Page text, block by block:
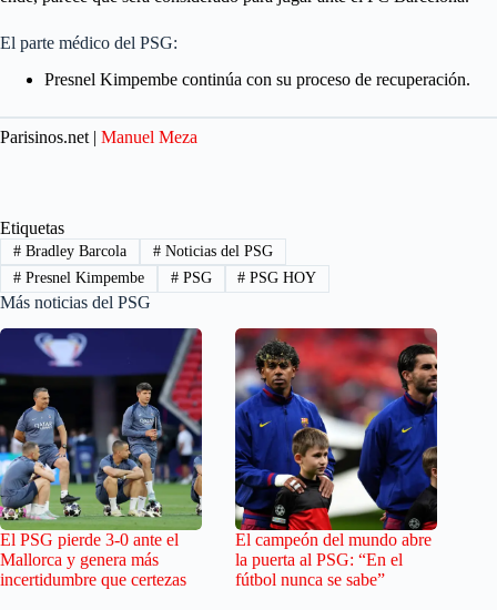
El parte médico del PSG:
Presnel Kimpembe continúa con su proceso de recuperación.
Parisinos.net | Manuel Meza
Etiquetas
#Bradley Barcola #Noticias del PSG
#Presnel Kimpembe #PSG # PSG HOY
Más noticias del PSG
El PSG pierde 3-0 ante el
Mallorca y genera más
incertidumbre que certezas
El campeón del mundo abre
la puerta al PSG: “En el
fútbol nunca se sabe”